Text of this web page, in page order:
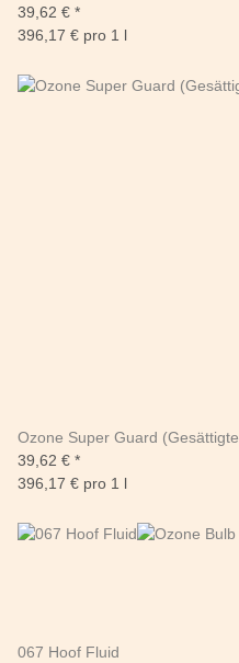
39,62 € *
396,17 € pro 1 l
Ozone Super Guard
39,62 € *
396,17 € pro 1 l
067 Hoof Fluid